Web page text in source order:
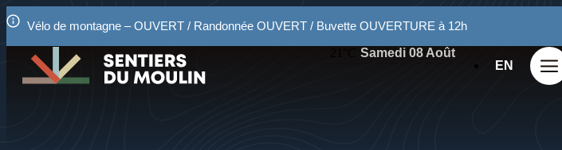
Vélo de montagne – OUVERT / Randonnée OUVERT / Buvette OUVERTURE à 12h
Samedi 08 Août
EN